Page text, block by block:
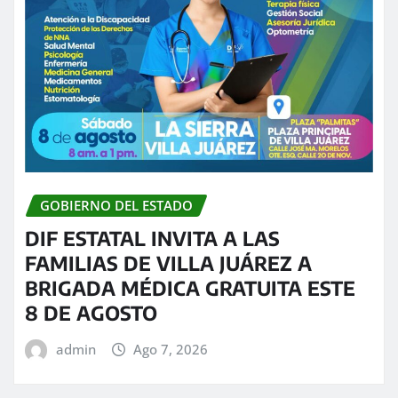
GOBIERNO DEL ESTADO
DIF ESTATAL INVITA A LAS
FAMILIAS DE VILLA JUÁREZ A
BRIGADA MÉDICA GRATUITA ESTE
8 DE AGOSTO
admin Ago 7, 2026